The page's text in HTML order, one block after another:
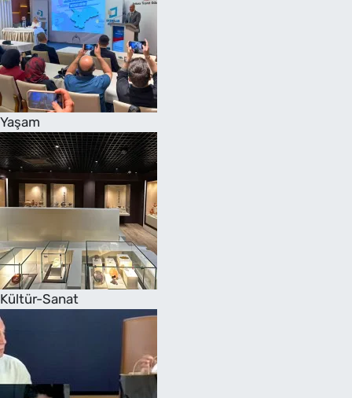
Yaşam
Kültür-Sanat